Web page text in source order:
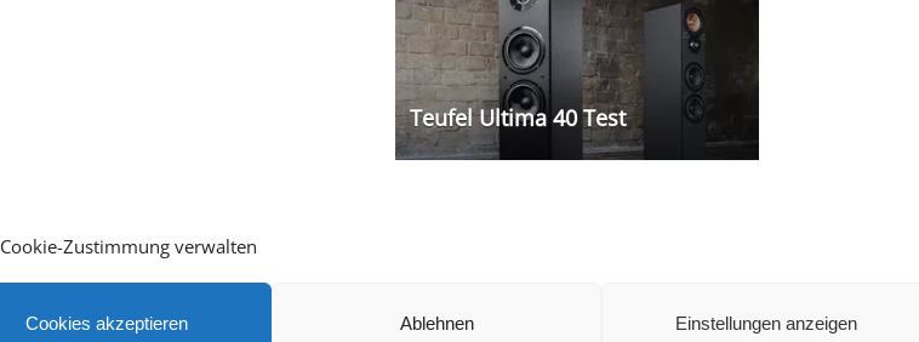
Cookie-Zustimmung verwalten
Cookies akzeptieren
Ablehnen Einstellungen anzeigen
Teufel Ultima 40 Test